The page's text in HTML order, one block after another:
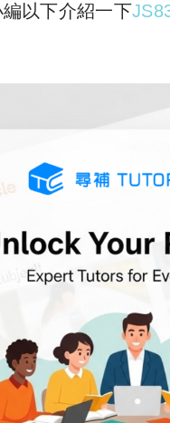
編以下介紹一下